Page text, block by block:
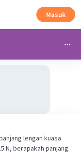
Masuk
lengan kuasa
N, berapakah panjang